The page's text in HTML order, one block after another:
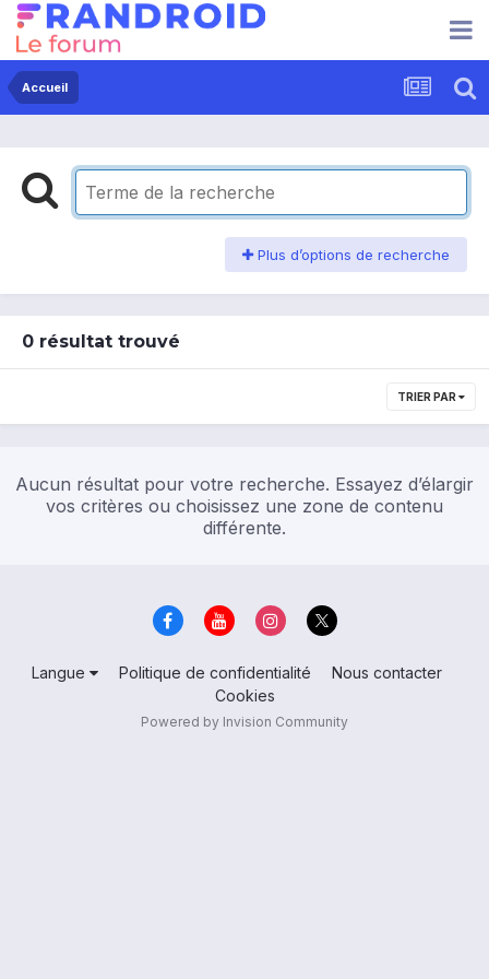
Accueil
Plus d’options de recherche
0 résultat trouvé
TRIER PAR
Aucun résultat pour votre recherche. Essayez d’élargir
vos critères ou choisissez une zone de contenu
différente.
Langue Politique de confidentialité
Nous contacter
Cookies
Powered by Invision Community